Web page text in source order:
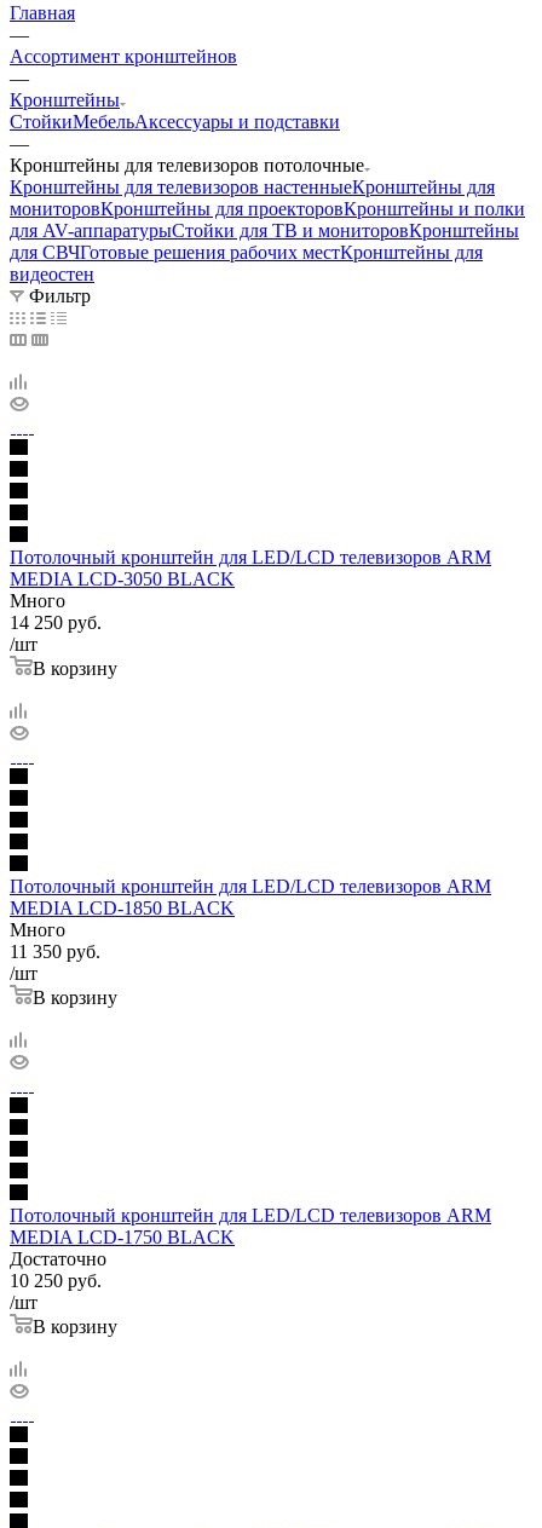
Главная
—
Ассортимент кронштейнов
—
Кронштейны
СтойкиМебельАксессуары и подставки
—
Кронштейны для телевизоров потолочные
Кронштейны для телевизоров настенныеКронштейны для
мониторовКронштейны для проекторовКронштейны и полки
для AV-аппаратурыСтойки для ТВ и мониторовКронштейны
для СВЧГотовые решения рабочих местКронштейны для
видеостен
Фильтр
Потолочный кронштейн для LED/LCD телевизоров ARM
MEDIA LCD-3050 BLACK
Много
14 250 руб.
/шт
В корзину
Потолочный кронштейн для LED/LCD телевизоров ARM
MEDIA LCD-1850 BLACK
Много
11 350 руб.
/шт
В корзину
Потолочный кронштейн для LED/LCD телевизоров ARM
MEDIA LCD-1750 BLACK
Достаточно
10 250 руб.
/шт
В корзину